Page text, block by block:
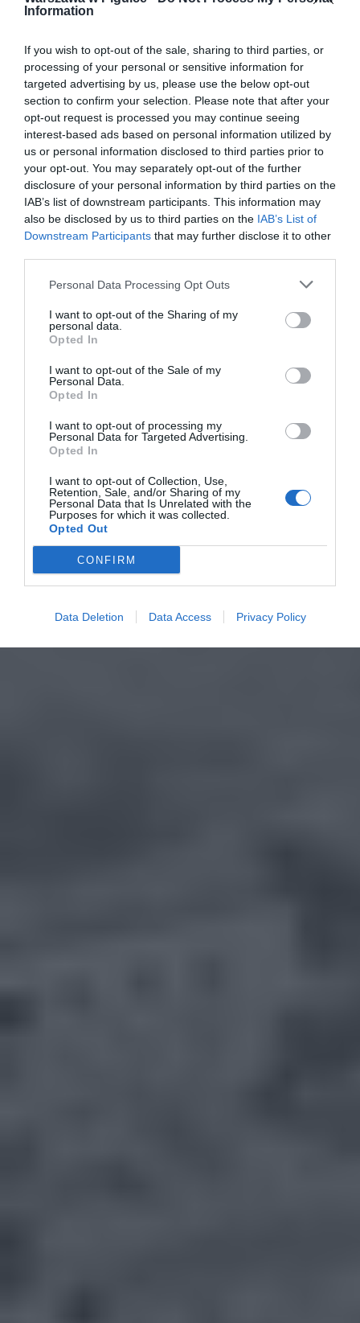
Information
If you wish to opt-out of the sale, sharing to third parties, or
processing of your personal or sensitive information for
targeted advertising by us, please use the below opt-out
section to confirm your selection. Please note that after your
opt-out request is processed you may continue seeing
interest-based ads based on personal information utilized by
us or personal information disclosed to third parties prior to
your opt-out. You may separately opt-out of the further
disclosure of your personal information by third parties on the
IAB’s list of downstream participants. This information may
also be disclosed by us to third parties on the IAB’s List of
Downstream Participants that may further disclose it to other
Personal Data Processing Opt Outs
I want to opt-out of the Sharing of my
personal data.
Opted In
I want to opt-out of the Sale of my
Personal Data.
Opted In
I want to opt-out of processing my
Personal Data for Targeted Advertising.
Opted In
I want to opt-out of Collection, Use,
Retention, Sale, and/or Sharing of my
Personal Data that Is Unrelated with the
Purposes for which it was collected.
Opted Out
CONFIRM
Data Deletion Data Access Privacy Policy